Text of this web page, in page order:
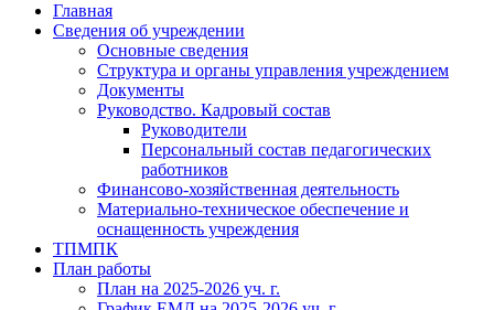
Главная
Сведения об учреждении
Основные сведения
Структура и органы управления учреждением
Документы
Руководство. Кадровый состав
Руководители
Персональный состав педагогических
работников
Финансово-хозяйственная деятельность
Материально-техническое обеспечение и
оснащенность учреждения
ТПМПК
План работы
План на 2025-2026 уч. г.